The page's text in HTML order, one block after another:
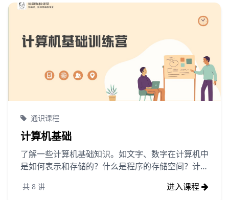
通识课程
计算机基础
了解一些计算机基础知识。如文字、数字在计算机中
是如何表示和存储的？什么是程序的存储空间？计算
程序密切相关。
共 8 讲 进入课程